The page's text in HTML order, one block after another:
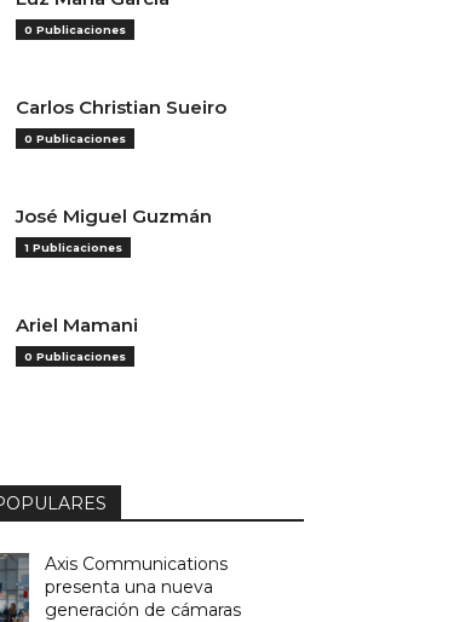
0 Publicaciones
Carlos Christian Sueiro
0 Publicaciones
José Miguel Guzmán
1 Publicaciones
Ariel Mamani
0 Publicaciones
Axis Communications
presenta una nueva
generación de cámaras